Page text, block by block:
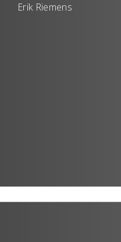
Erik Riemens